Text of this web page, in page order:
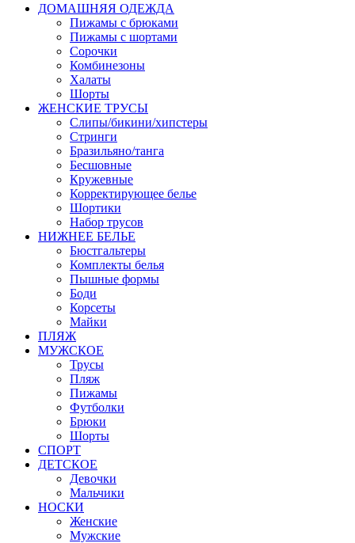
ДОМАШНЯЯ ОДЕЖДА
Пижамы с брюками
Пижамы с шортами
Сорочки
Комбинезоны
Халаты
Шорты
ЖЕНСКИЕ ТРУСЫ
Слипы/бикини/хипстеры
Стринги
Бразильяно/танга
Бесшовные
Кружевные
Корректирующее белье
Шортики
Набор трусов
НИЖНЕЕ БЕЛЬЕ
Бюстгальтеры
Комплекты белья
Пышные формы
Боди
Корсеты
Майки
ПЛЯЖ
МУЖСКОЕ
Трусы
Пляж
Пижамы
Футболки
Брюки
Шорты
СПОРТ
ДЕТСКОЕ
Девочки
Мальчики
НОСКИ
Женские
Мужские